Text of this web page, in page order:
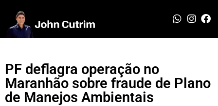
PF deflagra operação no
Maranhão sobre fraude de Plano
de Manejos Ambientais